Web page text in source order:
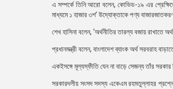
এ সম্পর্কে তিনি আরো বলেন, কোভিড-১৯ এর
মাধ্যমে ১ হাজার ৩শ’ উদ্যোক্তাকে পণ্য
শেখ হাসিনা বলেন, ‘অর্থনীতির তারল্য বজায় রাখাতে
প্রধানমন্ত্রী বলেন, বাংলাদেশ ব্যাংক অর্থ সরবরাহ
একইসঙ্গে মূল্যস্ফীতি যেন না বাড়ে সেজন্য তাঁর
সরকারদলীয় সংসদ সদস্য একেএম রহমতুল্লাহর